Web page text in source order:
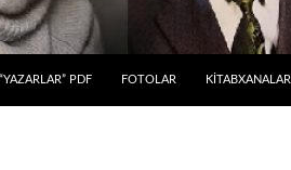
“YAZARLAR” PDF FOTOLAR KİTABXANALAR